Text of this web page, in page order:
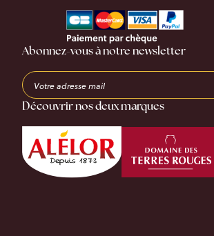
Abonnez-vous à notre newsletter
Découvrir nos deux marques